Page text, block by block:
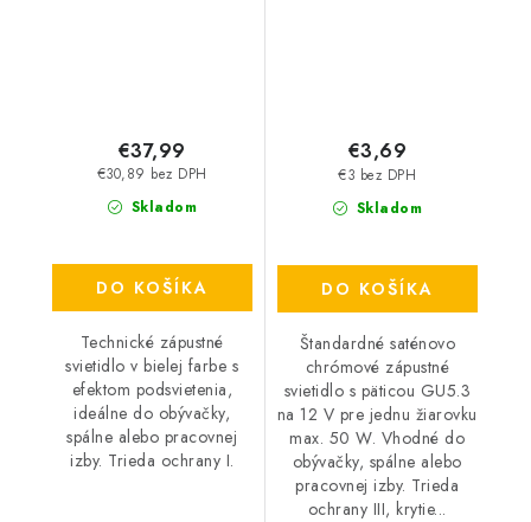
Skladom
€30,89 bez DPH
€37,99
DO KOŠÍKA
Technické zápustné
svietidlo v bielej farbe s
efektom podsvietenia,
ideálne do obývačky,
spálne alebo pracovnej
izby. Trieda ochrany I.
Skladom
€3 bez DPH
€3,69
DO KOŠÍKA
Štandardné saténovo
chrómové zápustné
svietidlo s päticou GU5.3
na 12 V pre jednu žiarovku
max. 50 W. Vhodné do
obývačky, spálne alebo
pracovnej izby. Trieda
ochrany III, krytie...